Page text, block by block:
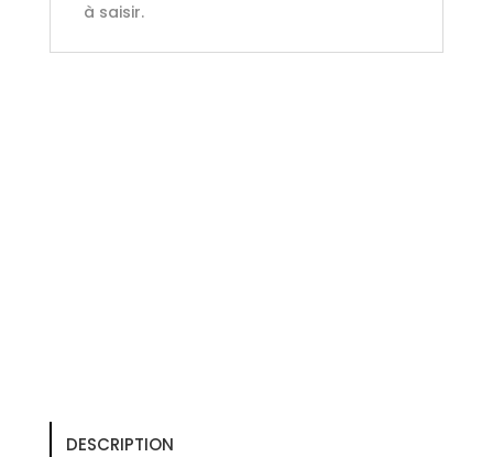
à saisir.
DESCRIPTION